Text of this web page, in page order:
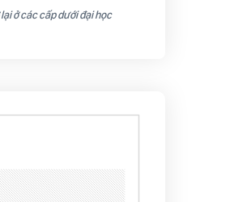
ở các cấp dưới đại học